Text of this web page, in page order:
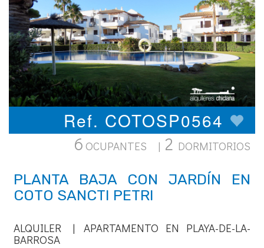
Ref. COTOSP0564
6 OCUPANTES | 2 DORMITORIOS
PLANTA BAJA CON JARDÍN EN
COTO SANCTI PETRI
ALQUILER | APARTAMENTO EN PLAYA-DE-LA-
BARROSA